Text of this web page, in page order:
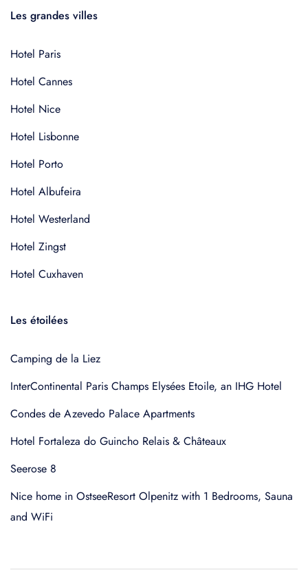
Les grandes villes
Hotel Paris
Hotel Cannes
Hotel Nice
Hotel Lisbonne
Hotel Porto
Hotel Albufeira
Hotel Westerland
Hotel Zingst
Hotel Cuxhaven
Les étoilées
Camping de la Liez
InterContinental Paris Champs Elysées Etoile, an IHG Hotel
Condes de Azevedo Palace Apartments
Hotel Fortaleza do Guincho Relais & Châteaux
Seerose 8
Nice home in OstseeResort Olpenitz with 1 Bedrooms, Sauna
and WiFi